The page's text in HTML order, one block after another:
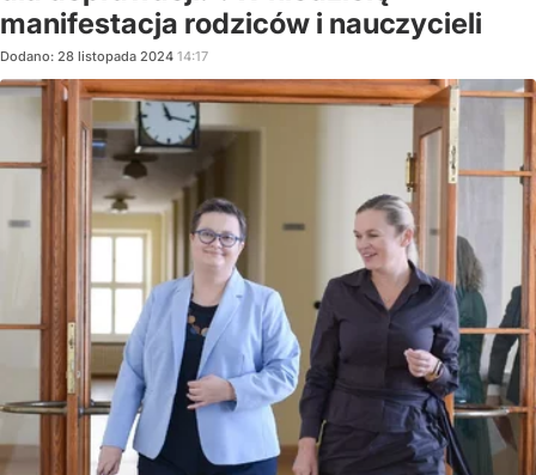
manifestacja rodziców i nauczycieli
Dodano: 28 listopada 2024 14:17